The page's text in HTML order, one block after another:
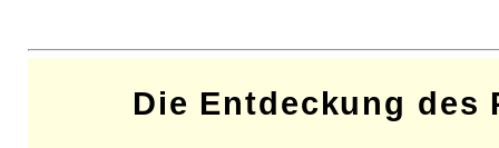
Die Entdeckung des